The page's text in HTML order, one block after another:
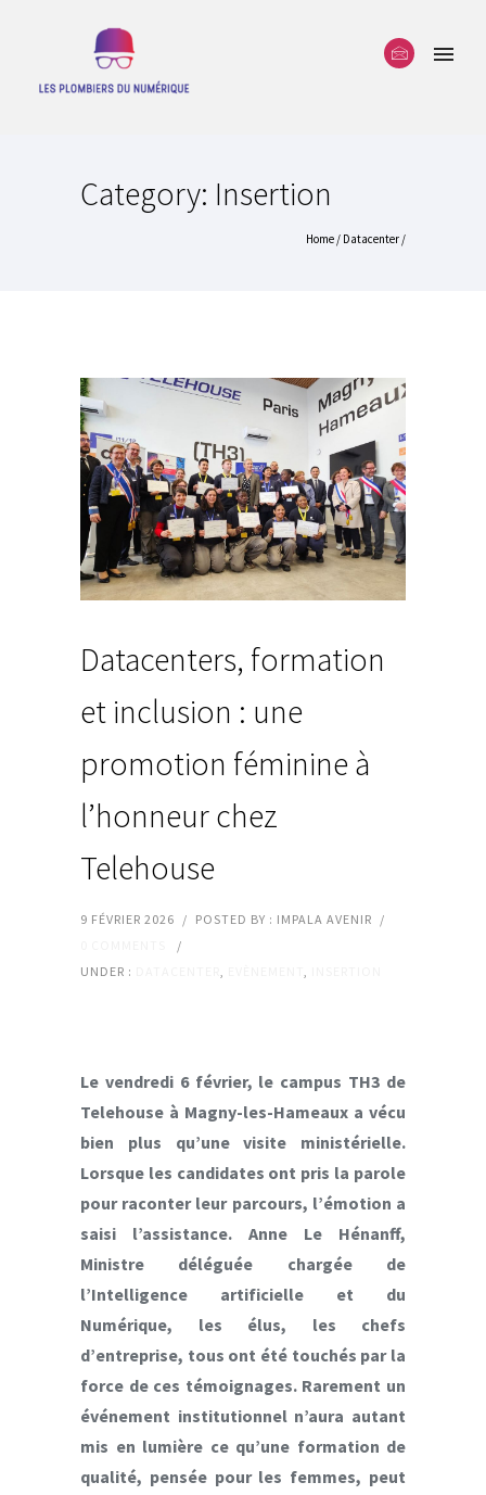
Category: Insertion
Home / Datacenter /
Datacenters, formation
et inclusion : une
promotion féminine à
l’honneur chez
Telehouse
9 FÉVRIER 2026 / POSTED BY : IMPALA AVENIR /
/
UNDER :
, ,
Le vendredi 6 février, le campus TH3 de
Telehouse à Magny-les-Hameaux a vécu
bien plus qu’une visite ministérielle.
Lorsque les candidates ont pris la parole
pour raconter leur parcours, l’émotion a
saisi l’assistance. Anne Le Hénanff,
Ministre déléguée chargée de
l’Intelligence artificielle et du
Numérique, les élus, les chefs
d’entreprise, tous ont été touchés par la
force de ces témoignages. Rarement un
événement institutionnel n’aura autant
mis en lumière ce qu’une formation de
qualité, pensée pour les femmes, peut